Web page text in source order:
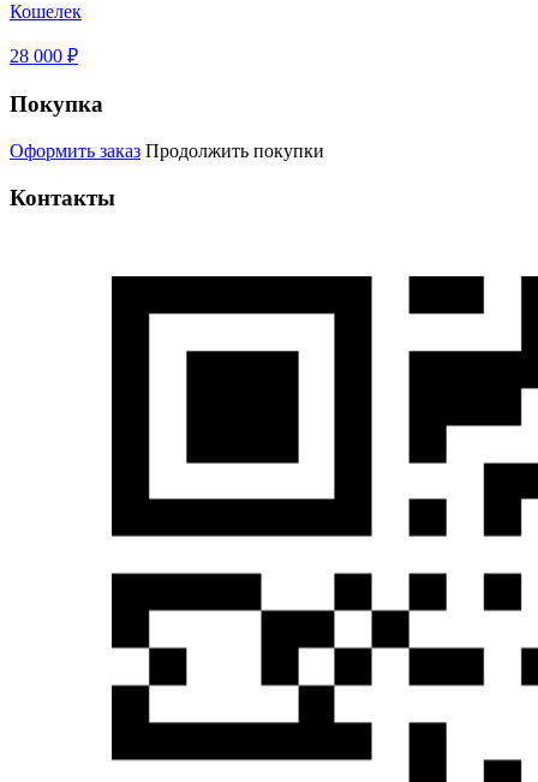
Кошелек
28 000 ₽
Покупка
Оформить заказ Продолжить покупки
Контакты